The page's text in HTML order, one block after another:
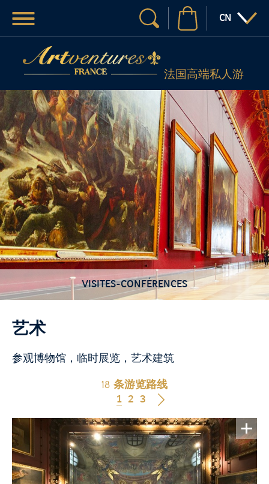
法国高端私人游
您的搜索
:语言
CN
菜单
VISITES-CONFÉRENCES
艺术
参观博物馆，临时展览，艺术建筑
18 条游览路线
1 2 3